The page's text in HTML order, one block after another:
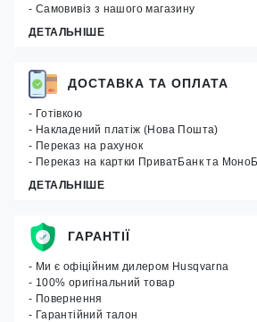
- Самовивіз з нашого магазину
ДЕТАЛЬНІШЕ
ДОСТАВКА ТА ОПЛАТА
- Готівкою
- Накладений платіж (Нова Пошта)
- Переказ на рахунок
- Переказ на картки ПриватБанк та
ДЕТАЛЬНІШЕ
ГАРАНТІЇ
- Ми є офіційним дилером Husqvarna
- 100% оригінальний товар
- Повернення
- Гарантійний талон